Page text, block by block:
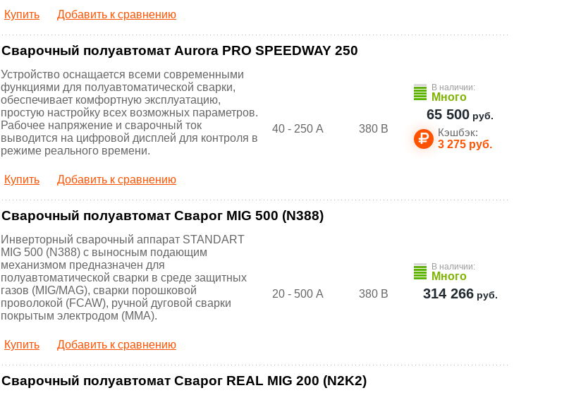
Купить Добавить к сравнению
Сварочный полуавтомат Aurora PRO SPEEDWAY 250
Устройство оснащается всеми современными
функциями для полуавтоматической сварки,
обеспечивает комфортную эксплуатацию,
простую настройку всех возможных параметров.
Рабочее напряжение и сварочный ток
выводится на цифровой дисплей для контроля в
режиме реального времени.
Купить Добавить к сравнению
40 - 250 А 380 В
В наличии:
Много
65 500 руб.
Кэшбэк:
3 275 руб.
Сварочный полуавтомат Сварог MIG 500 (N388)
Инверторный сварочный аппарат STANDART
MIG 500 (N388) с выносным подающим
механизмом предназначен для
полуавтоматической сварки в среде защитных
газов (MIG/MAG), сварки порошковой
проволокой (FCAW), ручной дуговой сварки
покрытым электродом (ММА).
Купить Добавить к сравнению
20 - 500 А 380 В
В наличии:
Много
314 266руб.
Сварочный полуавтомат Сварог REAL MIG 200 (N2K2)